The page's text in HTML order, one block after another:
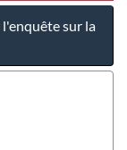
sur la